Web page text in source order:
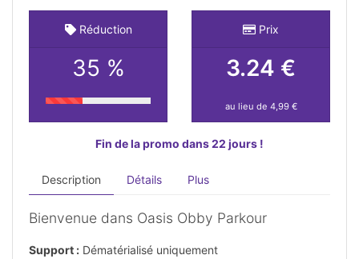
Réduction
35 %
Prix
3.24 €
au lieu de 4,99 €
Fin de la promo dans 22 jours !
Description Détails Plus
Bienvenue dans Oasis Obby Parkour
Support : Dématérialisé uniquement